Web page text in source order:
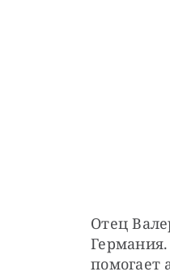
Отец
помогает